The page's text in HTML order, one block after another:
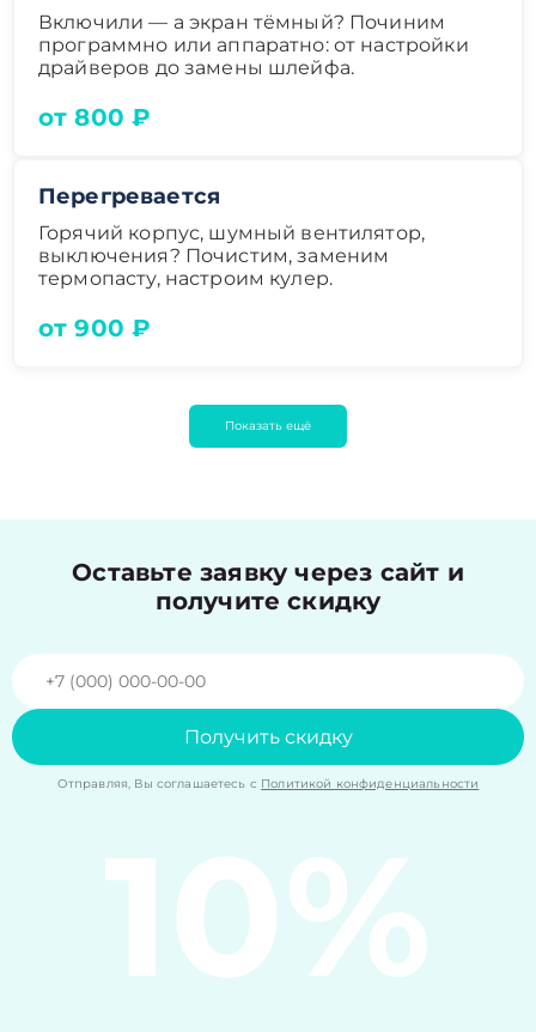
Включили — а экран тёмный? Починим
программно или аппаратно: от настройки
драйверов до замены шлейфа.
от 800 ₽
Перегревается
Горячий корпус, шумный вентилятор,
выключения? Почистим, заменим
термопасту, настроим кулер.
от 900 ₽
Показать ещё
Оставьте заявку через сайт и
получите скидку
Получить скидку
Отправляя, Вы соглашаетесь с Политикой конфиденциальности
10%